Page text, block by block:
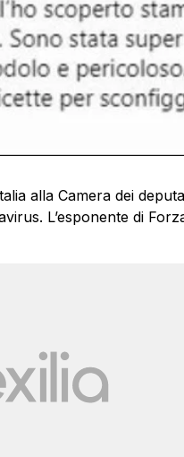
alla Camera dei
L’esponente di